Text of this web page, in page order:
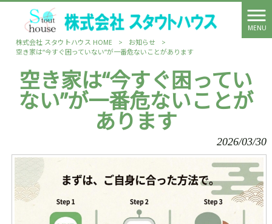
MENU
株式会社 スタウトハウス HOME
> お知らせ
>
空き家は“今すぐ困っていない”が一番危ないことがあります
空き家は“今すぐ困ってい
ない”が一番危ないことが
あります
2026/03/30